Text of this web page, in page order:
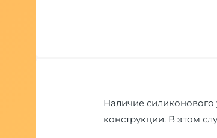
Наличие
конструкции. В этом